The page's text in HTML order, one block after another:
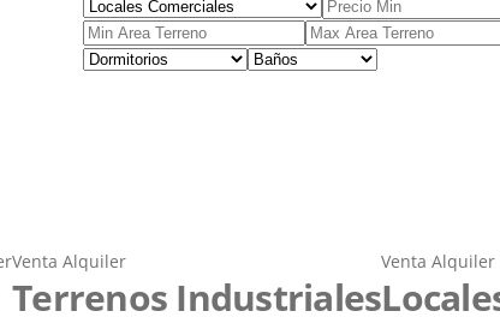
Venta Alquiler
Terrenos Industriales
Venta Alquiler